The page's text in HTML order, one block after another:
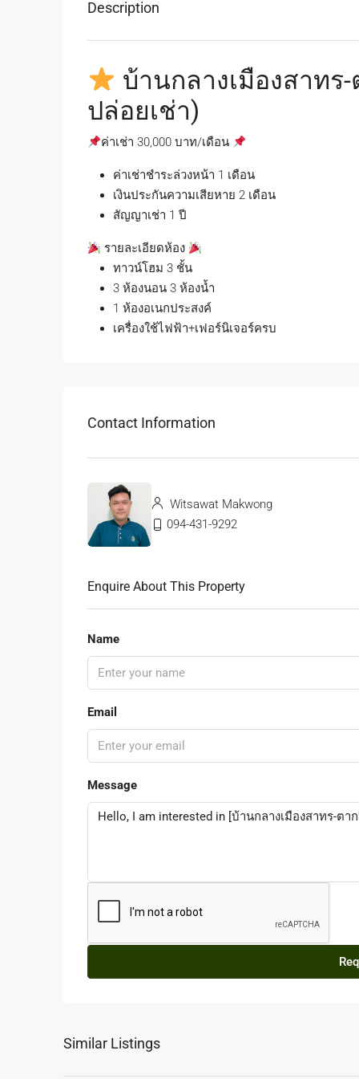
Description
บ้านกลางเมืองสาทร
ปล่อยเช่า)
ค่าเช่า 30,000 บาท/เดือน
ค่าเช่าชำระล่วงหน้า 1 เดือน
เงินประกันความเสียหาย 2 เดือน
สัญญาเช่า 1 ปี
รายละเอียดห้อง
ทาวน์โฮม 3 ชั้น
3 ห้องนอน 3 ห้องน้ำ
1 ห้องอเนกประสงค์
เครื่องใช้ไฟฟ้า+เฟอร์นิเจอร์ครบ
Contact Information
Witsawat Makwong
094-431-9292
Enquire About This Property
Name
Email
Message
Similar Listings